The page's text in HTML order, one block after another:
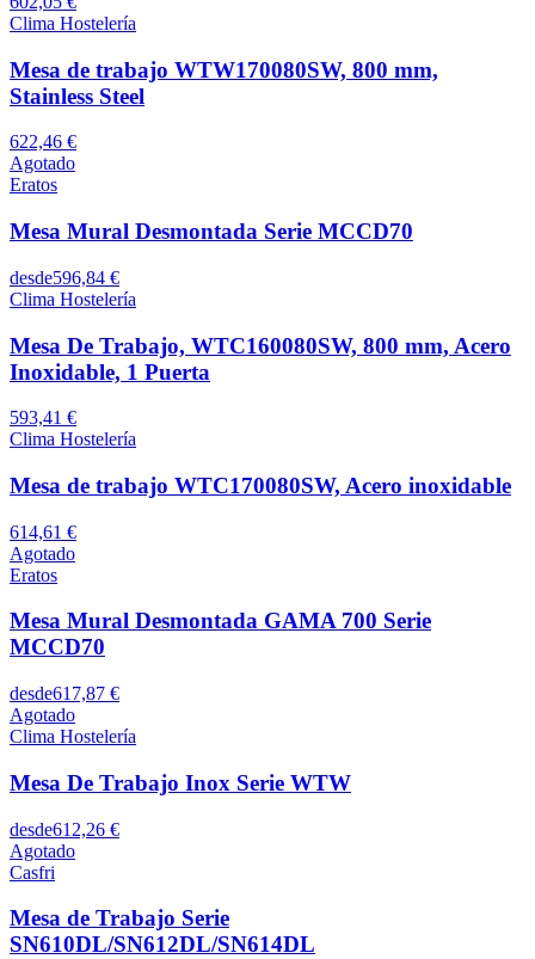
Clima Hostelería
Mesa de trabajo WTW170080SW, 800 mm,
Stainless Steel
622,46 €
Agotado
Eratos
Mesa Mural Desmontada Serie MCCD70
desde596,84 €
Clima Hostelería
Mesa De Trabajo, WTC160080SW, 800 mm, Acero
Inoxidable, 1 Puerta
593,41 €
Clima Hostelería
Mesa de trabajo WTC170080SW, Acero inoxidable
614,61 €
Agotado
Eratos
Mesa Mural Desmontada GAMA 700 Serie
MCCD70
desde617,87 €
Agotado
Clima Hostelería
Mesa De Trabajo Inox Serie WTW
desde612,26 €
Agotado
Casfri
Mesa de Trabajo Serie
SN610DL/SN612DL/SN614DL